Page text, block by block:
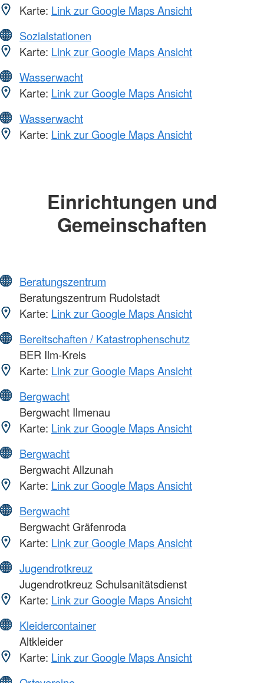
Karte: Link zur Google Maps Ansicht
Sozialstationen
Karte: Link zur Google Maps Ansicht
Wasserwacht
Karte: Link zur Google Maps Ansicht
Wasserwacht
Karte: Link zur Google Maps Ansicht
Einrichtungen und
Gemeinschaften
Beratungszentrum
Beratungszentrum Rudolstadt
Karte: Link zur Google Maps Ansicht
Bereitschaften / Katastrophenschutz
BER Ilm-Kreis
Karte: Link zur Google Maps Ansicht
Bergwacht
Bergwacht Ilmenau
Karte: Link zur Google Maps Ansicht
Bergwacht
Bergwacht Allzunah
Karte: Link zur Google Maps Ansicht
Bergwacht
Bergwacht Gräfenroda
Karte: Link zur Google Maps Ansicht
Jugendrotkreuz
Jugendrotkreuz Schulsanitätsdienst
Karte: Link zur Google Maps Ansicht
Kleidercontainer
Altkleider
Karte: Link zur Google Maps Ansicht